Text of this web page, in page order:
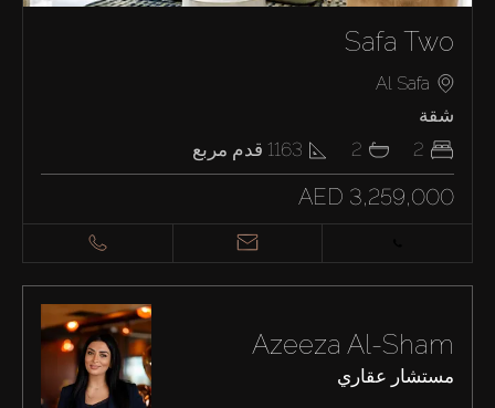
Safa Two
Al Safa
شقة
2
2
1163 قدم مربع
AED 3,259,000
Azeeza Al-Sham
مستشار عقاري